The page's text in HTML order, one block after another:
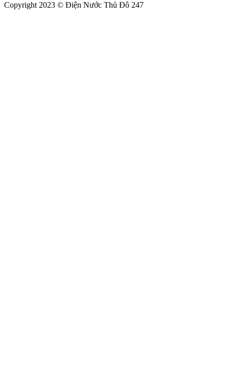
Copyright 2023 © Điện Nước Thủ Đô 247